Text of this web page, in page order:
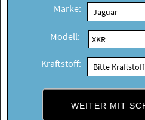
Marke:
Modell:
Kraftstoff:
WEITER MIT